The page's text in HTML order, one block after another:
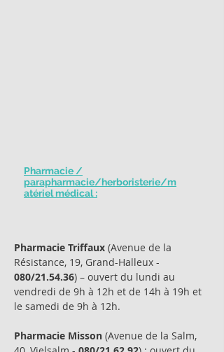
Pharmacie /
parapharmacie/herboristerie/m
atériel médical :
Pharmacie Triffaux (Avenue de la
Résistance, 19, Grand-Halleux -
080/21.54.36) – ouvert du lundi au
vendredi de 9h à 12h et de 14h à 19h et
le samedi de 9h à 12h.
Pharmacie Misson (Avenue de la Salm,